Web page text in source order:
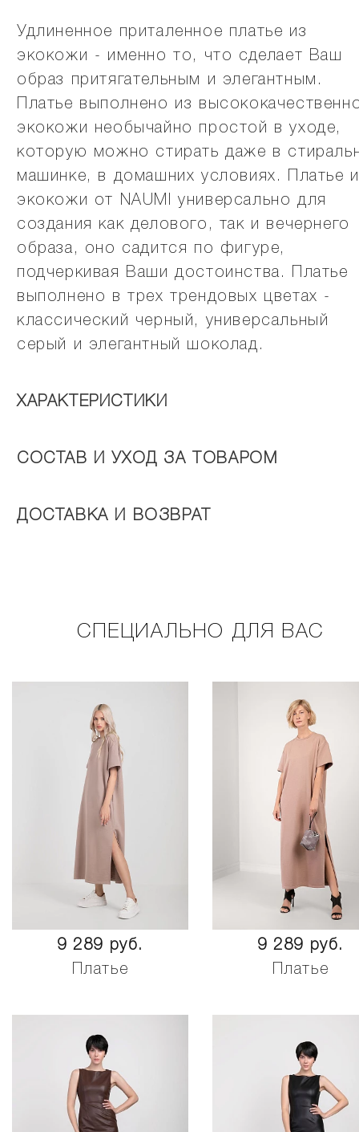
Удлиненное приталенное платье из
экокожи - именно то, что сделает Ваш
образ притягательным и элегантным.
Платье выполнено из
экокожи необычайно простой в уходе,
которую можно стирать даже в
машинке, в домашних условиях. Платье
экокожи от NAUMI универсально для
создания как делового, так и вечернего
образа, оно садится по фигуре,
подчеркивая Ваши достоинства. Платье
выполнено в трех трендовых цветах -
классический черный, универсальный
серый и элегантный шоколад.
ХАРАКТЕРИСТИКИ
СОСТАВ И УХОД ЗА ТОВАРОМ
ДОСТАВКА И ВОЗВРАТ
СПЕЦИАЛЬНО ДЛЯ ВАС
9 289 руб.
Платье
9 289 руб.
Платье